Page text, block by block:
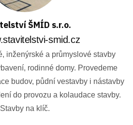
ŠMÍD s.r.o.
smid.cz
inženýrské a průmyslové stavby
rodinné domy. Provedeme
budov, půdní vestavby i nástavby
do provozu a kolaudace stavby.
Stavby na klíč.